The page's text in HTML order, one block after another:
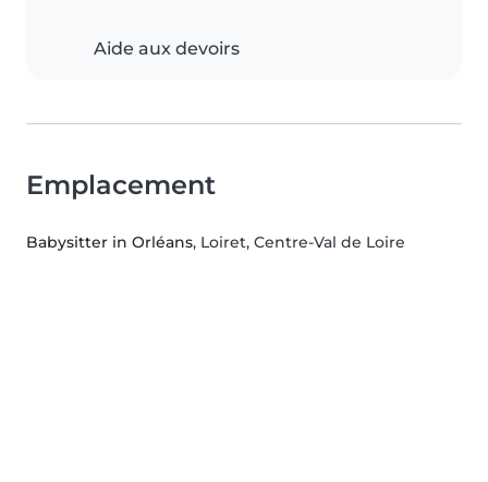
Aide aux devoirs
Emplacement
Babysitter in Orléans, Loiret, Centre-Val de Loire